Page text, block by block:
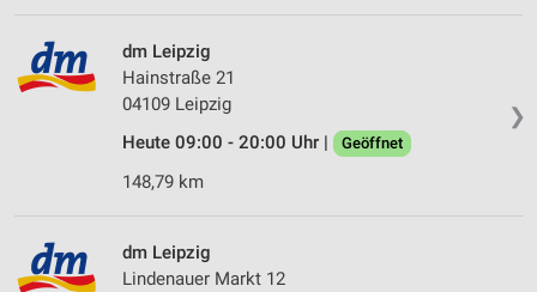
❯
dm Leipzig
Hainstraße 21
04109 Leipzig
Heute 09:00 - 20:00 Uhr |
Geöffnet
148,79 km
dm Leipzig
Lindenauer Markt 12